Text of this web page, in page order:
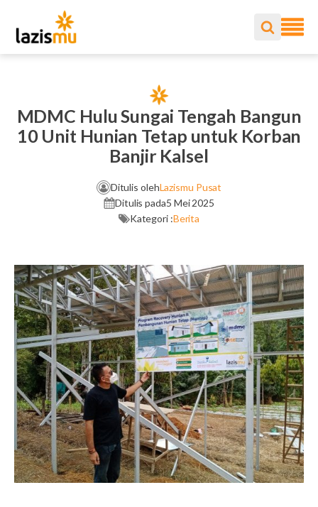
MDMC Hulu Sungai Tengah Bangun
10 Unit Hunian Tetap untuk Korban
Banjir Kalsel
Ditulis olehLazismu Pusat
Ditulis pada5 Mei 2025
Kategori :Berita